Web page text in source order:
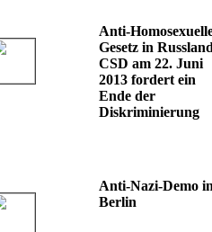
Anti-
Gesetz in
CSD am 22. Juni
2013 fordert ein
Ende der
Diskriminierung
Anti-Nazi-Demo
Berlin